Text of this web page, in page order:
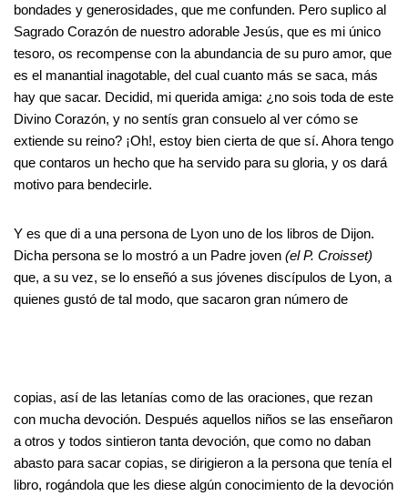
bondades y generosidades, que me confunden. Pero suplico al
Sagrado Corazón de nuestro adorable Jesús, que es mi único
tesoro, os recompense con la abundancia de su puro amor, que
es el manantial inagotable, del cual cuanto más se saca, más
hay que sacar. Decidid, mi querida amiga: ¿no sois toda de este
Divino Corazón, y no sentís gran consuelo al ver cómo se
extiende su reino? ¡Oh!, estoy bien cierta de que sí. Ahora tengo
que contaros un hecho que ha servido para su gloria, y os dará
motivo para bendecirle.
Y es que di a una persona de Lyon uno de los libros de Dijon.
Dicha persona se lo mostró a un Padre joven (el P. Croisset)
que, a su vez, se lo enseñó a sus jóvenes discípulos de Lyon, a
quienes gustó de tal modo, que sacaron gran número de
copias, así de las letanías como de las oraciones, que rezan
con mucha devoción. Después aquellos niños se las enseñaron
a otros y todos sintieron tanta devoción, que como no daban
abasto para sacar copias, se dirigieron a la persona que tenía el
libro, rogándola que les diese algún conocimiento de la devoción